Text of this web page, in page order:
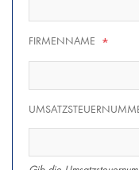
FIRMENNAME *